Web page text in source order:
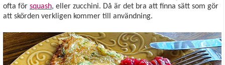
ofta för squash, eller zucchini. Då är det bra att finna sätt som gör
att skörden verkligen kommer till användning.